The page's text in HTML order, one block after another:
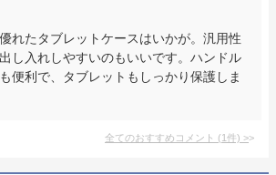
れたタブレットケースはいかが。汎用性
し入れしやすいのもいいです。ハンドル
便利で、タブレットもしっかり保護しま
全てのおすすめコメント (1件) >